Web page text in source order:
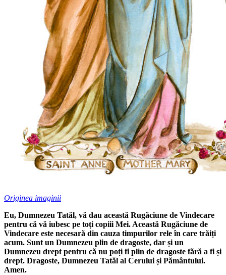
Originea imaginii
Eu, Dumnezeu Tatăl, vă dau această Rugăciune de Vindecare
pentru că vă iubesc pe toți copiii Mei. Această Rugăciune de
Vindecare este necesară din cauza timpurilor rele în care trăiți
acum. Sunt un Dumnezeu plin de dragoste, dar și un
Dumnezeu drept pentru că nu poți fi plin de dragoste fără a fi și
drept. Dragoste, Dumnezeu Tatăl al Cerului și Pământului.
Amen.